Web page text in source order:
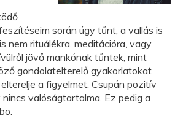
során úgy tűnt, a vallás is
nem rituálékra, meditációra, vagy
jövő mankónak tűntek, mint
gondolatelterelő gyakorlatokat
a figyelmet. Csupán pozitív
valóságtartalma. Ez pedig a